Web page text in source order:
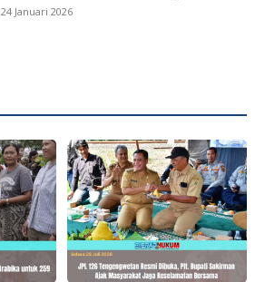
24 Januari 2026